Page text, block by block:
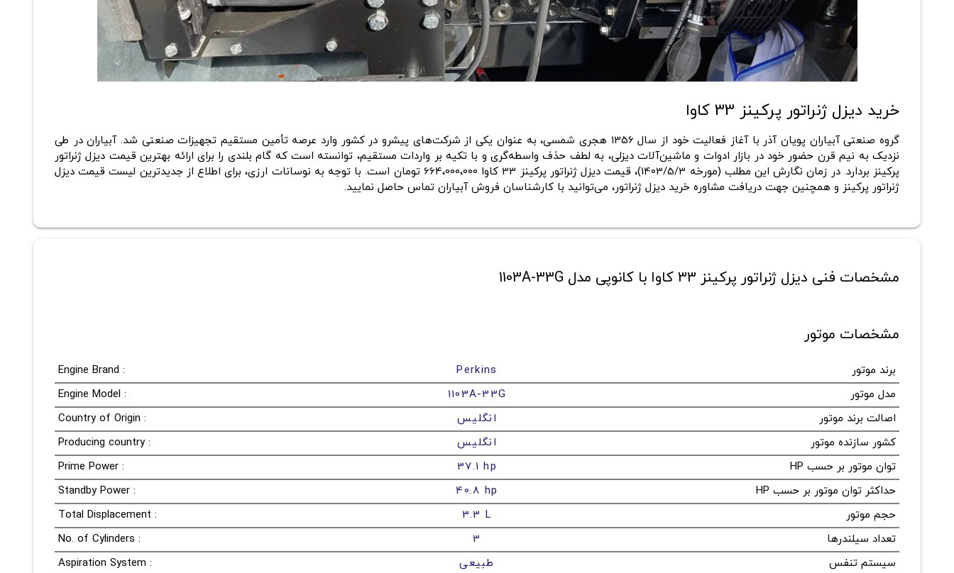
خرید دیزل ژنراتور پرکینز 33 کاوا
گروه صنعتی آبیاران پویان آذر با آغاز فعالیت خود از سال 1356 هجری شمسی، به عنوان یکی از شرکت‌های پیشرو در کشور وارد عرصه تأمین مستقیم تجهیزات صنعتی شد. آبیاران در طی
نزدیک به نیم قرن حضور خود در بازار ادوات و ماشین‌آلات دیزلی، به لطف حذف واسطه‌گری و با تکیه بر واردات مستقیم، توانسته است که گام بلندی را برای ارائه بهترین قیمت دیزل ژنراتور
پرکینز
بردارد. در زمان نگارش این مطلب (مورخه 1403/5/3)، قیمت دیزل ژنراتور پرکینز 33 کاوا 664،000،000 تومان است. با توجه به نوسانات ارزی، برای اطلاع از جدیدترین لیست قیمت دیزل
ژنراتور پرکینز و همچنین جهت دریافت مشاوره خرید دیزل ژنراتور، می‌توانید با کارشناسان فروش آبیاران تماس حاصل نمایید.
مشخصات فنی دیزل ژنراتور پرکینز 33 کاوا با کانوپی مدل 1103A-33G
مشخصات موتور
برند موتور Perkins
Engine Brand :
مدل موتور
1103A-33G
Engine Model :
اصالت برند موتور
انگلیس
Country of Origin :
کشور سازنده موتور
انگلیس
Producing country :
توان موتور بر حسب HP
37.1 hp
Prime Power :
حداکثر توان موتور بر حسب HP
40.8 hp
Standby Power :
حجم موتور
3.3 L
Total Displacement :
تعداد سیلندرها
3
No. of Cylinders :
سیستم تنفس
طبیعی
Aspiration System :